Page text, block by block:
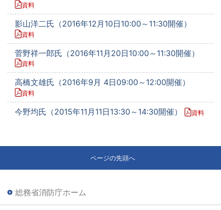
資料
影山洋二氏（2016年12月10日10:00～11:30開催）
資料
菅野祥一郎氏（2016年11月20日10:00～11:30開催）
資料
高橋文雄氏（2016年9月 4日09:00～12:00開催）
資料
今野均氏（2015年11月11日13:30～14:30開催） 資料
ページの先頭へ
総務省消防庁ホーム